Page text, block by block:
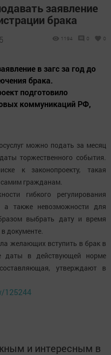
заявление
брака
1194 0 0
в загс за год до
брака.
подготовило
коммуникаций РФ,
можно подать за месяц
торжественного события.
к законопроекту, такая
самим гражданам.
гибкого регулирования
а также невозможности для
выбрать дату и время
документе.
желающих вступить в брак в
даты в действующей норме
утверждают в
125244
и интересным в